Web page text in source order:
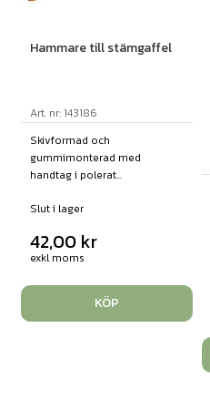
Hammare till stämgaffel
Art. nr: 143186
Skivformad och
gummimonterad med
handtag i polerat...
Slut i lager
42,00 kr
exkl moms
KÖP